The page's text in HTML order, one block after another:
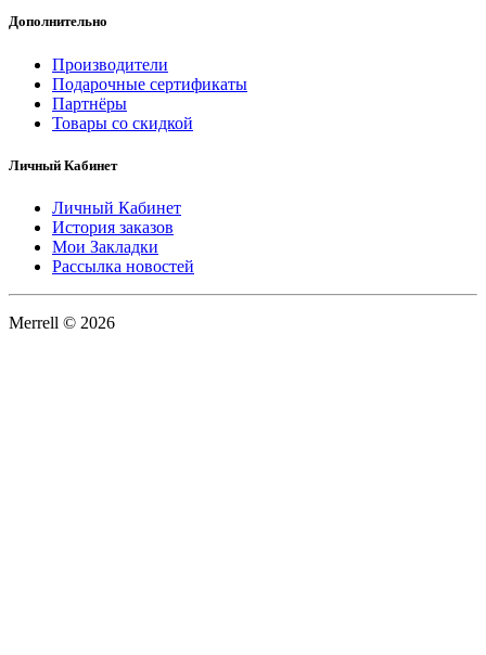
Дополнительно
Производители
Подарочные сертификаты
Партнёры
Товары со скидкой
Личный Кабинет
Личный Кабинет
История заказов
Мои Закладки
Рассылка новостей
Merrell © 2026